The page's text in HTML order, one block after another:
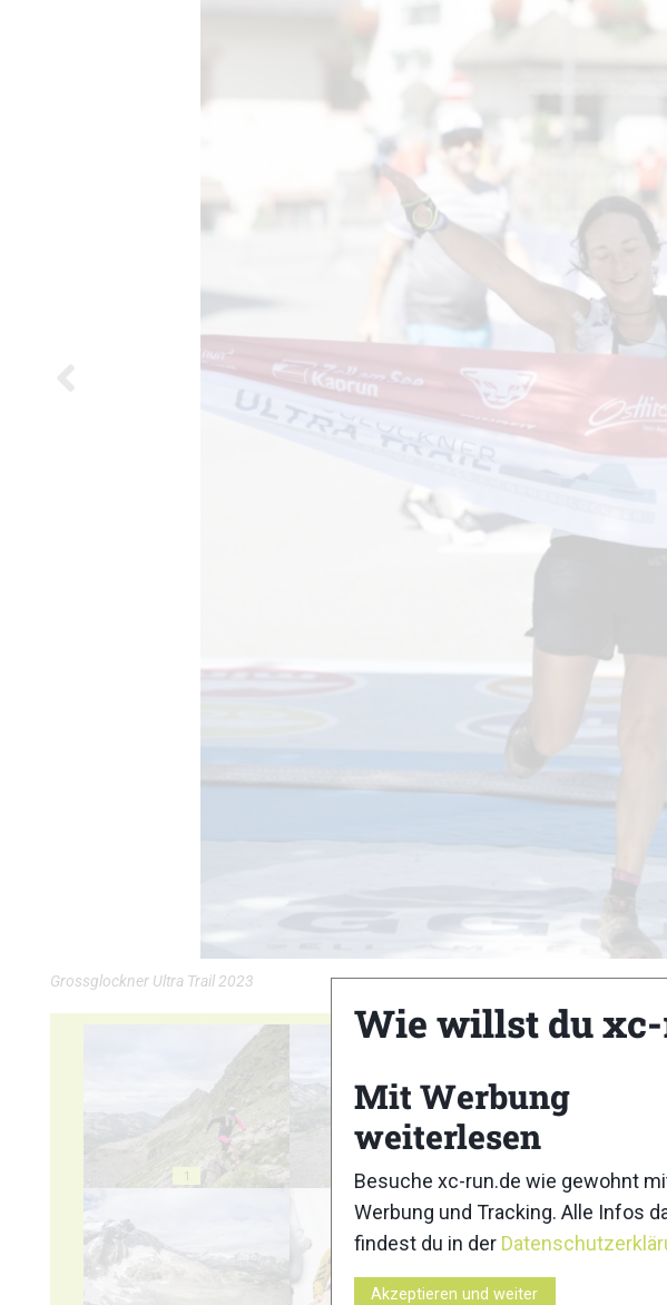
Grossglockner Ultra Trail 2023
1 2 3
Wie willst du xc-
Mit Werbung
weiterlesen
Besuche xc-run.de wie gewohnt
Werbung und Tracking. Alle Infos
findest du in der
Akzeptieren und weiter